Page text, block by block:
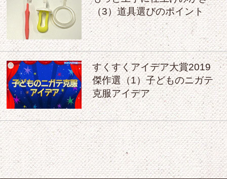
（3）道具選びのポイント
すくすくアイデア大賞2019
傑作選（1）子どものニガテ
克服アイデア